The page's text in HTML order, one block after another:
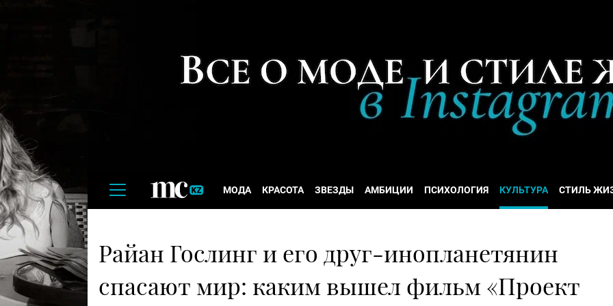
МОДА КРАСОТА ЗВЕЗДЫ АМБИЦИИ ПСИХОЛОГИЯ КУЛЬТУРА СТИЛЬ
Райан Гослинг и его друг-инопланетянин
спасают мир: каким вышел фильм «Проект